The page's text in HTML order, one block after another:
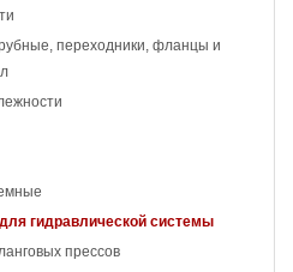
переходники, фланцы и
гидравлической системы
прессов